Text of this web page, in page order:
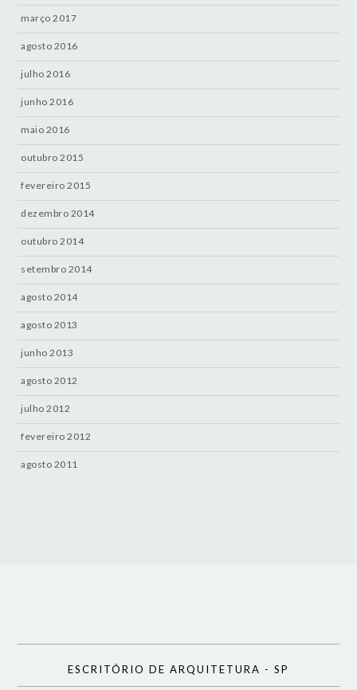
março 2017
agosto 2016
julho 2016
junho 2016
maio 2016
outubro 2015
fevereiro 2015
dezembro 2014
outubro 2014
setembro 2014
agosto 2014
agosto 2013
junho 2013
agosto 2012
julho 2012
fevereiro 2012
agosto 2011
ESCRITÓRIO DE ARQUITETURA - SP